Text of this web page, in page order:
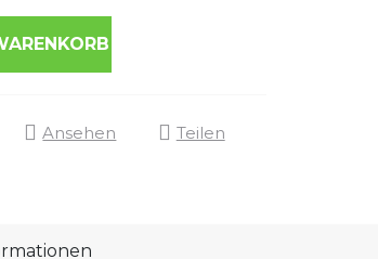
Ansehen Teilen